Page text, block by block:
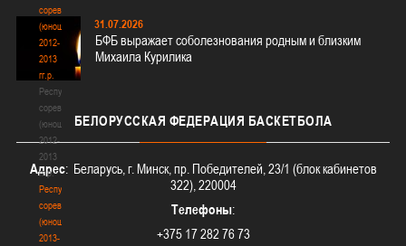
соревнования
(юноши)
2012-
2013
гг.р.
Республиканские
соревнования
(юноши)
2012-
2013
гг.р.
Республиканские
соревнования
(юноши)
2013-
31.07.2026
БФБ выражает соболезнования родным и близким
Михаила Курилика
БЕЛОРУССКАЯ ФЕДЕРАЦИЯ БАСКЕТБОЛА
Адрес: Беларусь, г. Минск, пр. Победителей, 23/1 (блок кабинетов
322), 220004
Телефоны:
+375 17 282 76 73